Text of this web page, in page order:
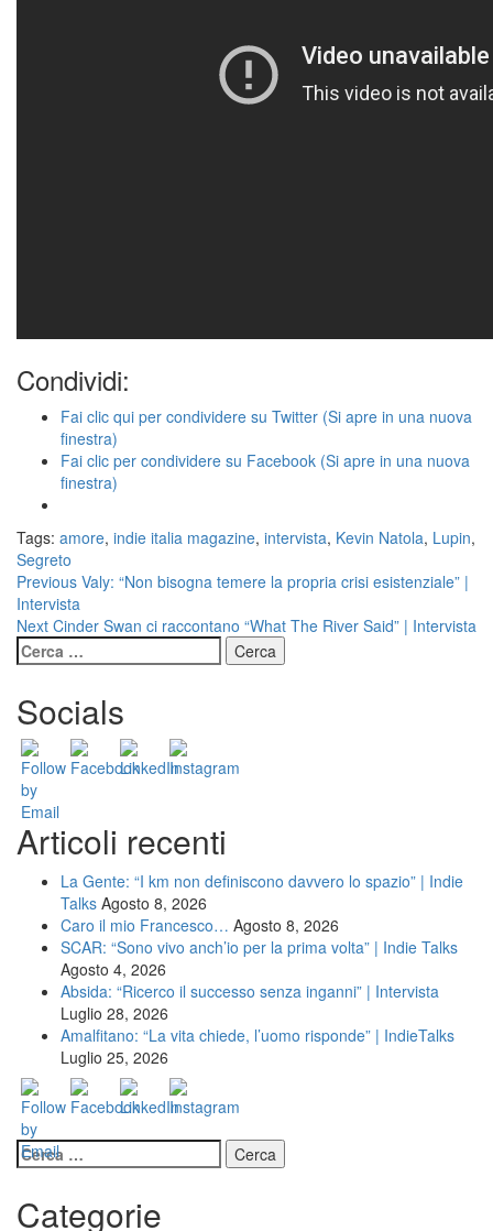
Condividi:
Fai clic qui per condividere su Twitter (Si apre in una nuova
finestra)
Fai clic per condividere su Facebook (Si apre in una nuova
finestra)
Tags: amore, indie italia magazine, intervista, Kevin Natola, Lupin,
Segreto
Continue
Reading
Previous Valy: “Non bisogna temere la propria crisi esistenziale” |
Intervista
Next Cinder Swan ci raccontano “What The River Said” | Intervista
Ricerca
per:
Socials
Articoli recenti
La Gente: “I km non definiscono davvero lo spazio” | Indie
Talks Agosto 8, 2026
Caro il mio Francesco… Agosto 8, 2026
SCAR: “Sono vivo anch’io per la prima volta” | Indie Talks
Agosto 4, 2026
Absida: “Ricerco il successo senza inganni” | Intervista
Luglio 28, 2026
Amalfitano: “La vita chiede, l’uomo risponde” | IndieTalks
Luglio 25, 2026
Ricerca
per:
Categorie